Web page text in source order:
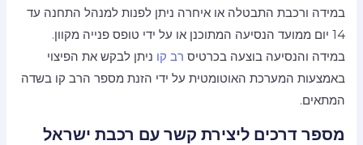
במידה ורכבת התבטלה או איחרה ניתן לפנות למנהל התחנה עד
14 יום ממועד הנסיעה המתוכנן או על ידי טופס פנייה מקוון.
במידה והנסיעה בוצעה בכרטיסרב קו ניתן לבקש את הפיצוי
באמצעות המערכת האוטומטית על ידי הזנת מספר הרב קו בשדה
המתאים.
מספר דרכים ליצירת קשר עם רכבת ישראל